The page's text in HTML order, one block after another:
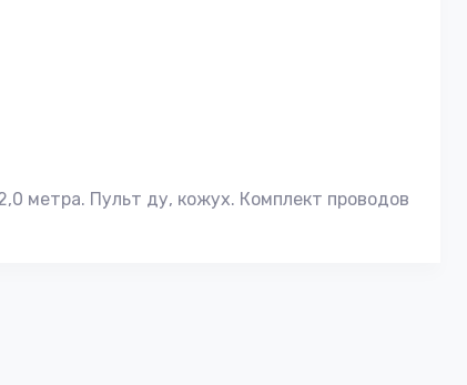
метра. Пульт ду, кожух. Комплект проводов